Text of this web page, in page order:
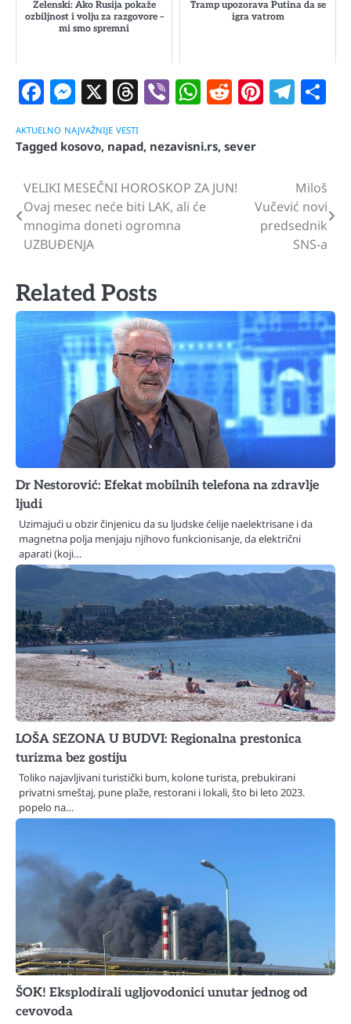
Zelenski: Ako Rusija pokaže
ozbiljnost i volju za razgovore –
mi smo spremni
Tramp upozorava Putina da se
igra vatrom
Facebook
Messenger
X Threads
ViberWhatsApp
Reddit
AKTUELNO NAJVAŽNIJE VESTI
Tagged kosovo, napad, nezavisni.rs, sever
Navigacija
članaka
VELIKI MESEČNI HOROSKOP ZA JUN!
Ovaj mesec neće biti LAK, ali će
mnogima doneti ogromna
UZBUĐENJA
Miloš
Vučević novi
predsednik
SNS-a
Related Posts
Dr Nestorović: Efekat mobilnih telefona na zdravlje
ljudi
Uzimajući u obzir činjenicu da su ljudske ćelije naelektrisane i da
magnetna polja menjaju njihovo funkcionisanje, da električni
aparati (koji…
LOŠA SEZONA U BUDVI: Regionalna prestonica
turizma bez gostiju
Toliko najavljivani turistički bum, kolone turista, prebukirani
privatni smeštaj, pune plaže, restorani i lokali, što bi leto 2023.
popelo na…
ŠOK! Eksplodirali ugljovodonici unutar jednog od
cevovoda